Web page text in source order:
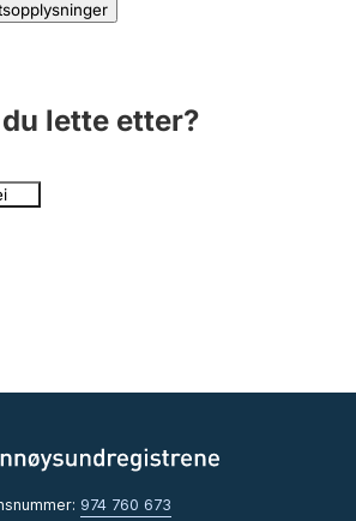
lette etter?
974 760 673